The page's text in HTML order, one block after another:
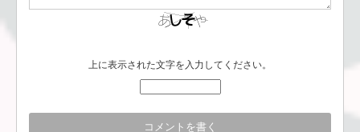
上に表示された文字を入力してください。